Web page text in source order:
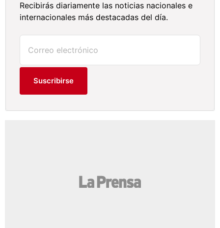
Recibirás diariamente las noticias nacionales e
internacionales más destacadas del día.
Suscribirse